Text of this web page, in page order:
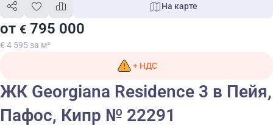
от € 795 000
€ 4 595 за м²
На карте
+ НДС
ЖК Georgiana Residence 3 в Пейя,
Пафос, Кипр № 22291